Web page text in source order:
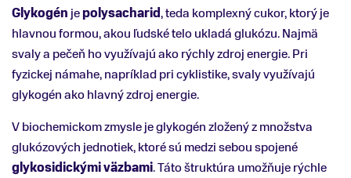
Glykogénjepolysacharid, teda komplexný cukor, ktorý je
hlavnou formou, akou ľudské telo ukladá glukózu. Najmä
svaly a pečeň ho využívajú ako rýchly zdroj energie. Pri
fyzickej námahe, napríklad pri cyklistike, svaly využívajú
glykogén ako hlavný zdroj energie.
V biochemickom zmysle je glykogén zložený z množstva
glukózových jednotiek, ktoré sú medzi sebou spojené
glykosidickými väzbami. Táto štruktúra umožňuje rýchle